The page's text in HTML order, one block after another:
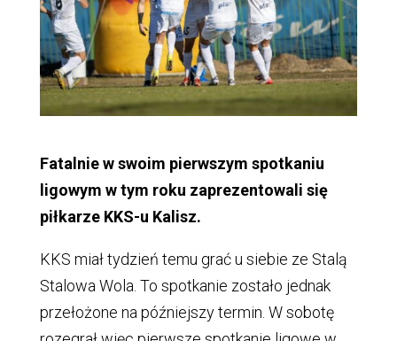
Fatalnie w swoim pierwszym spotkaniu
ligowym w tym roku zaprezentowali się
piłkarze KKS-u Kalisz.
KKS miał tydzień temu grać u siebie ze Stalą
Stalowa Wola. To spotkanie zostało jednak
przełożone na późniejszy termin. W sobotę